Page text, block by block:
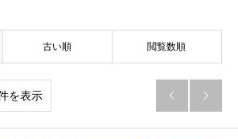
古い順 閲覧数順
を表示  